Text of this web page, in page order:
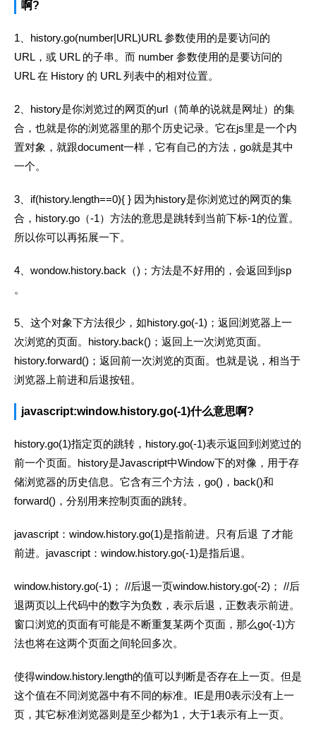
啊?
1、history.go(number|URL)URL 参数使用的是要访问的
URL，或 URL 的子串。而 number 参数使用的是要访问的
URL 在 History 的 URL 列表中的相对位置。
2、history是你浏览过的网页的url（简单的说就是网址）的集
合，也就是你的浏览器里的那个历史记录。它在js里是一个内
置对象，就跟document一样，它有自己的方法，go就是其中
一个。
3、if(history.length==0){ } 因为history是你浏览过的网页的集
合，history.go（-1）方法的意思是跳转到当前下标-1的位置。
所以你可以再拓展一下。
4、wondow.history.back（)；方法是不好用的，会返回到jsp
。
5、这个对象下方法很少，如history.go(-1)；返回浏览器上一
次浏览的页面。history.back()；返回上一次浏览页面。
history.forward()；返回前一次浏览的页面。也就是说，相当于
浏览器上前进和后退按钮。
javascript:window.history.go(-1)什么意思啊?
history.go(1)指定页的跳转，history.go(-1)表示返回到浏览过的
前一个页面。history是Javascript中Window下的对像，用于存
储浏览器的历史信息。它含有三个方法，go()，back()和
forward()，分别用来控制页面的跳转。
javascript：window.history.go(1)是指前进。只有后退 了才能
前进。javascript：window.history.go(-1)是指后退。
window.history.go(-1)； //后退一页window.history.go(-2)； //后
退两页以上代码中的数字为负数，表示后退，正数表示前进。
窗口浏览的页面有可能是不断重复某两个页面，那么go(-1)方
法也将在这两个页面之间轮回多次。
使得window.history.length的值可以判断是否存在上一页。但是
这个值在不同浏览器中有不同的标准。IE是用0表示没有上一
页，其它标准浏览器则是至少都为1，大于1表示有上一页。